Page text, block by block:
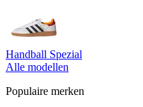
Handball Spezial
Alle modellen
Populaire merken